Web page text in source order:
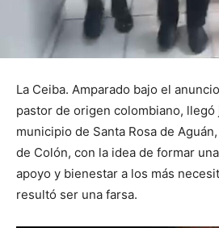
La Ceiba. Amparado bajo el
pastor de origen colombiano, llegó
municipio de Santa Rosa de
de Colón, con la idea de formar
apoyo y bienestar a los más
resultó ser una farsa.